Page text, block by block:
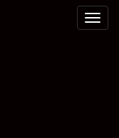
Toggle